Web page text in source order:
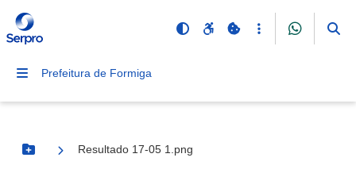
Prefeitura de Formiga
Botão Menu
Resultado 17-05 1.png